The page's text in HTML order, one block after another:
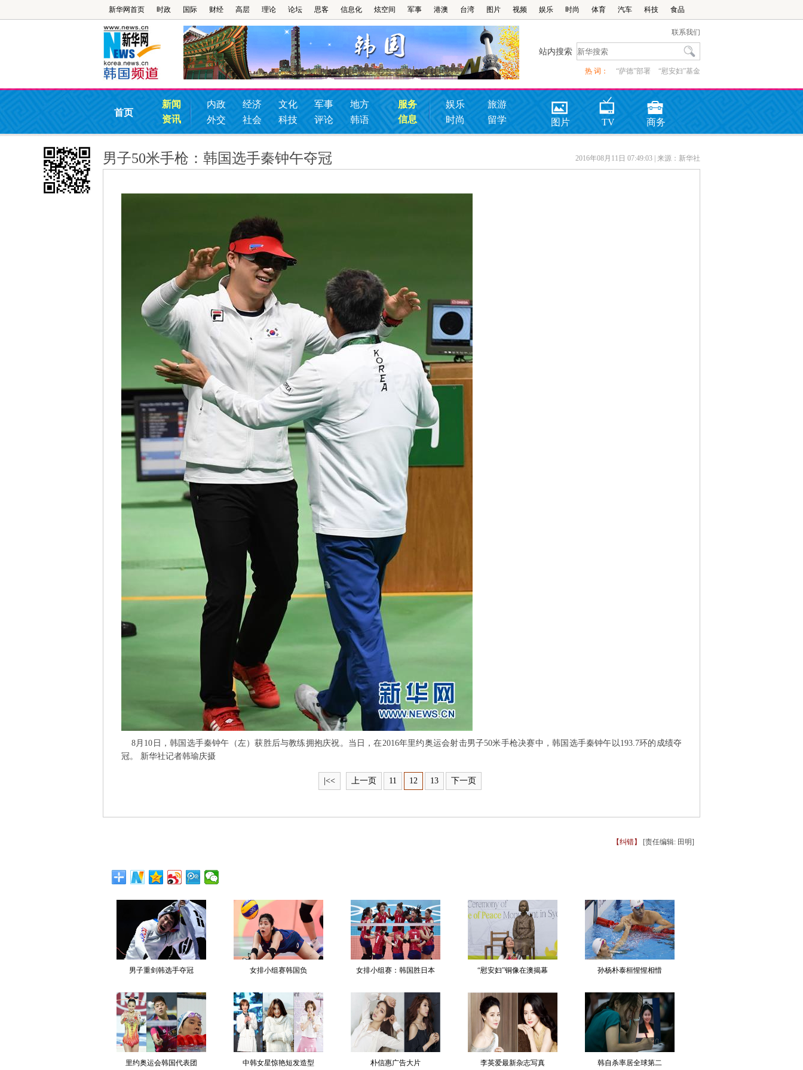
新华网首页 时政 国际 财经 高层 理论 论坛 思客 信息化 炫空间 军事 港澳 台湾 图片 视频 娱乐 时尚 体育 汽车 科技 食品
联系我们
站内搜索
热 词： “萨德”部署 “慰安妇”基金
首页
新闻
资讯
内政 经济 文化 军事
地方
外交
社会 科技 评论 韩语
服务
信息
娱乐
旅游
时尚
留学 图片 TV 商务
男子50米手枪：韩国选手秦钟午夺冠 2016年08月11日 07:49:03 | 来源：新华社
8月10日，韩国选手秦钟午（左）获胜后与教练拥抱庆祝。当日，在2016年里约奥运会射击男子50米手枪决赛中，韩国选手秦钟午以193.7环的成绩夺
冠。 新华社记者韩瑜庆摄
|<< 上一页 11 12 13 下一页
【纠错】 [责任编辑: 田明]
男子重剑韩选手夺冠 女排小组赛韩国负 女排小组赛：韩国胜日本 “慰安妇”铜像在澳揭幕 孙杨朴泰桓惺惺相惜
里约奥运会韩国代表团 中韩女星惊艳短发造型 朴信惠广告大片 李英爱最新杂志写真 韩自杀率居全球第二